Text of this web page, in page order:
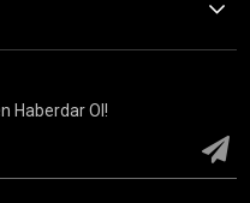
Haberdar Ol!